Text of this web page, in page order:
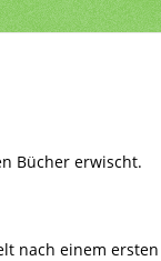
Bücher erwischt.
nach einem ersten